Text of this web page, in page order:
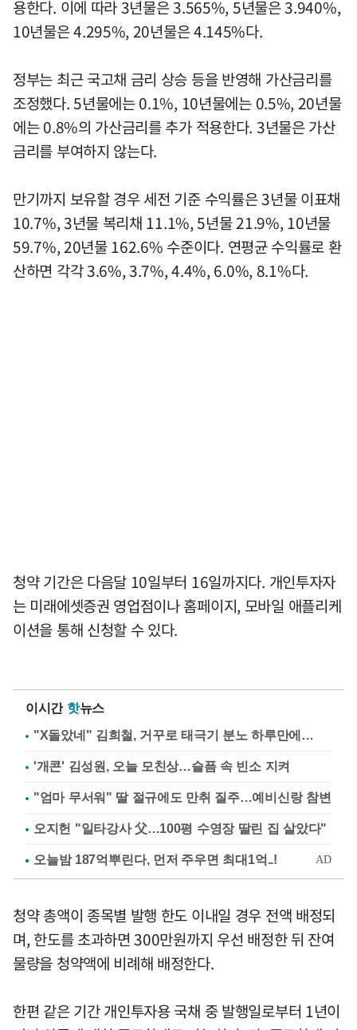
용한다. 이에 따라 3년물은 3.565%, 5년물은 3.940%,
10년물은 4.295%, 20년물은 4.145%다.
정부는 최근 국고채 금리 상승 등을 반영해 가산금리를
조정했다. 5년물에는 0.1%, 10년물에는 0.5%, 20년물
에는 0.8%의 가산금리를 추가 적용한다. 3년물은 가산
금리를 부여하지 않는다.
만기까지 보유할 경우 세전 기준 수익률은 3년물 이표채
10.7%, 3년물 복리채 11.1%, 5년물 21.9%, 10년물
59.7%, 20년물 162.6% 수준이다. 연평균 수익률로 환
산하면 각각 3.6%, 3.7%, 4.4%, 6.0%, 8.1%다.
청약 기간은 다음달 10일부터 16일까지다. 개인투자자
는 미래에셋증권 영업점이나 홈페이지, 모바일 애플리케
이션을 통해 신청할 수 있다.
이시간 핫뉴스
"X돌았네" 김희철, 거꾸로 태극기 분노 하루만에…
'개콘' 김성원, 오늘 모친상…슬픔 속 빈소 지켜
"엄마 무서워" 딸 절규에도 만취 질주…예비신랑 참변
오지헌 "일타강사 父…100평 수영장 딸린 집 살았다"
청약 총액이 종목별 발행 한도 이내일 경우 전액 배정되
며, 한도를 초과하면 300만원까지 우선 배정한 뒤 잔여
물량을 청약액에 비례해 배정한다.
한편 같은 기간 개인투자용 국채 중 발행일로부터 1년이